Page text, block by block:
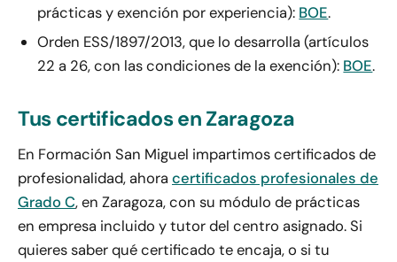
prácticas y exención por experiencia): BOE.
Orden ESS/1897/2013, que lo desarrolla (artículos
22 a 26, con las condiciones de la exención): BOE.
Tus certificados en Zaragoza
En Formación San Miguel impartimos certificados de
profesionalidad, ahora certificados profesionales de
Grado C, en Zaragoza, con su módulo de prácticas
en empresa incluido y tutor del centro asignado. Si
quieres saber qué certificado te encaja, o si tu